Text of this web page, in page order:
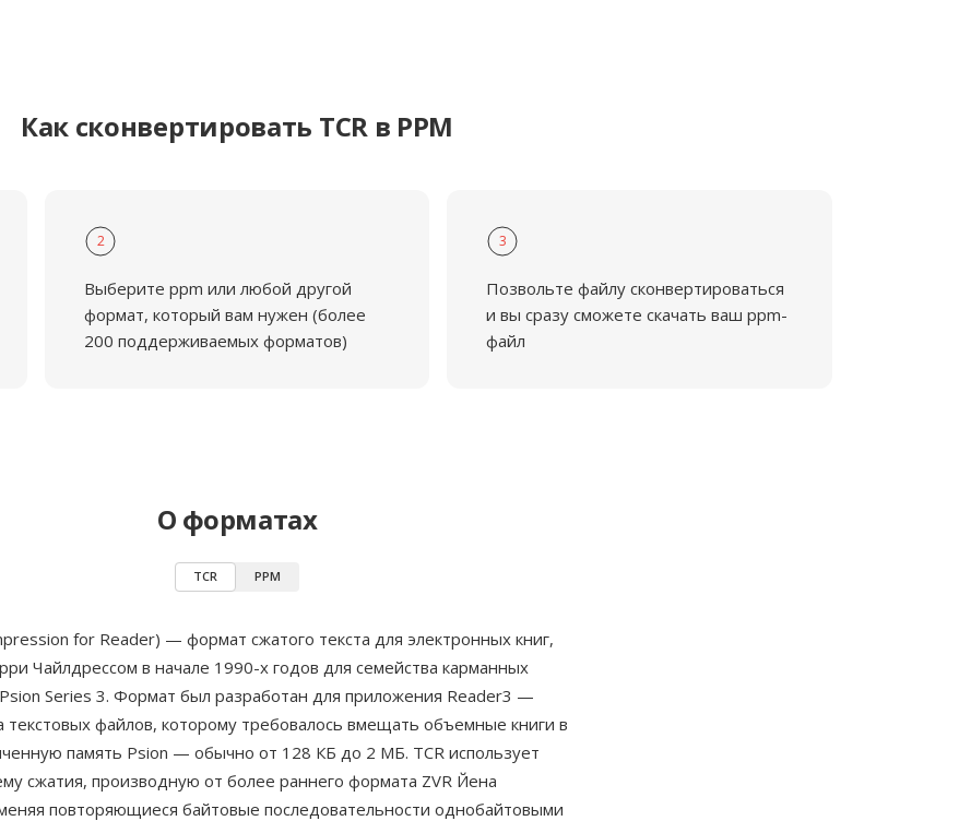
Как сконвертировать TCR в PPM
2
Выберите ppm или любой другой
формат, который вам нужен (более
200 поддерживаемых форматов)
3
Позвольте файлу сконвертироваться
и вы сразу сможете скачать ваш ppm-
файл
О форматах
TCR PPM
for Reader) — формат сжатого текста для электронных книг,
Чайлдрессом в начале 1990-х годов для семейства карманных
Series 3. Формат был разработан для приложения Reader3 —
текстовых файлов, которому требовалось вмещать объемные книги в
память Psion — обычно от 128 КБ до 2 МБ. TCR использует
сжатия, производную от более раннего формата ZVR Йена
повторяющиеся байтовые последовательности однобайтовыми